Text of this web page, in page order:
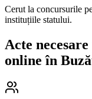
Cerut la concursurile
instituțiile statului.
Acte
online în